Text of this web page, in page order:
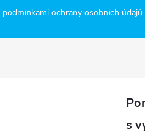
podmínkami ochrany osobních údajů